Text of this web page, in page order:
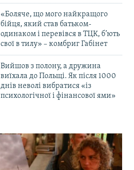
«Боляче, що мого найкращого
бійця, який став батьком-
одинаком і перевівся в ТЦК, б’ють
свої в тилу» – комбриг Габінет
Вийшов з полону, а дружина
виїхала до Польщі. Як після 1000
днів неволі вибратися «із
психологічної і фінансової ями»